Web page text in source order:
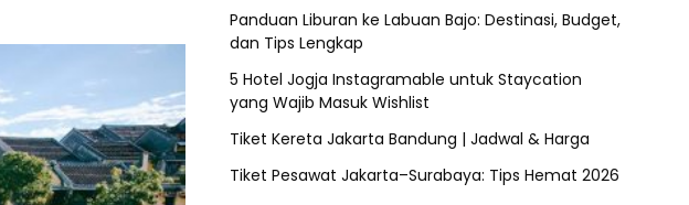
Panduan Liburan ke Labuan Bajo: Destinasi, Budget,
dan Tips Lengkap
5 Hotel Jogja Instagramable untuk Staycation
yang Wajib Masuk Wishlist
Tiket Kereta Jakarta Bandung | Jadwal & Harga
Tiket Pesawat Jakarta–Surabaya: Tips Hemat 2026